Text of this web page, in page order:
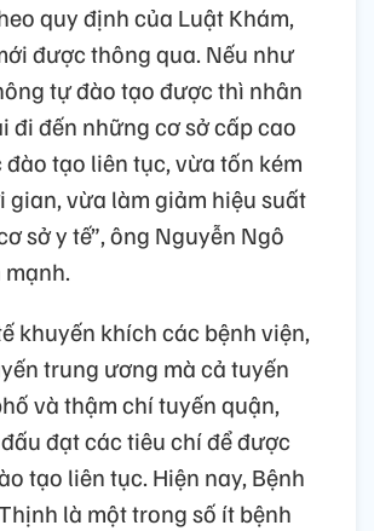
quy định của Luật Khám,
được thông qua. Nếu như
tự đào tạo được thì nhân
đi đến những cơ sở cấp cao
tạo liên tục, vừa tốn kém
gian, vừa làm giảm hiệu suất
sở y tế”, ông Nguyễn Ngô
khuyến khích các bệnh viện,
trung ương mà cả tuyến
và thậm chí tuyến quận,
đạt các tiêu chí để được
tạo liên tục. Hiện nay, Bệnh
là một trong số ít bệnh